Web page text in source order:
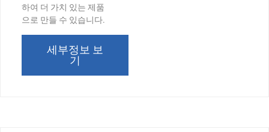
하여 더 가치 있는 제품
으로 만들 수 있습니다.
세부정보 보
기